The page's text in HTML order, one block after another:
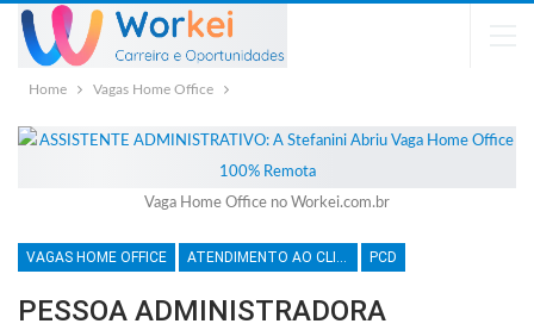
Home Vagas Home Office
Vaga Home Office no Workei.com.br
VAGAS HOME OFFICE ATENDIMENTO AO CLIENTE PCD
PESSOA ADMINISTRADORA